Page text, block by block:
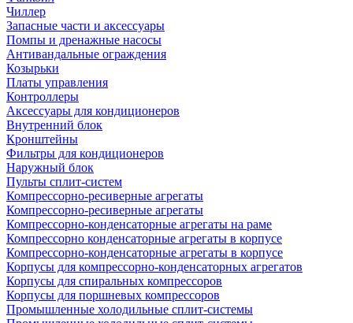
Чиллер
Запасные части и аксессуары
Помпы и дренажные насосы
Антивандальные ограждения
Козырьки
Платы управления
Контроллеры
Аксессуары для кондиционеров
Внутренний блок
Кронштейны
Фильтры для кондиционеров
Наружный блок
Пульты сплит-систем
Компрессорно-ресиверные агрегаты
Компрессорно-ресиверные агрегаты
Компрессорно-конденсаторные агрегаты на раме
Компрессорно конденсаторные агрегаты в корпусе
Компрессорно-конденсаторные агрегаты в корпусе
Корпусы для компрессорно-конденсаторных агрегатов
Корпусы для спиральных компрессоров
Корпусы для поршневых компрессоров
Промышленные холодильные сплит-системы